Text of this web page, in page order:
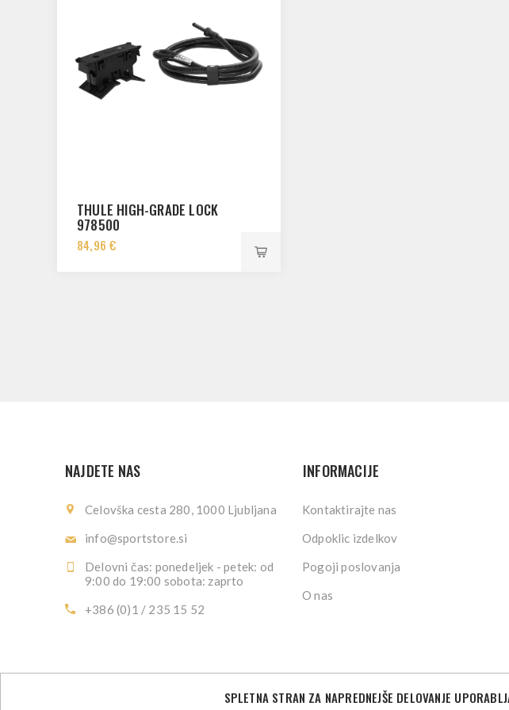
THULE HIGH-GRADE LOCK
978500
84,96 €
NAJDETE NAS
Celovška cesta 280, 1000 Ljubljana
info@sportstore.si
Delovni čas: ponedeljek - petek: od
9:00 do 19:00 sobota: zaprto
+386 (0)1 / 235 15 52
INFORMACIJE
Kontaktirajte nas
Odpoklic izdelkov
Pogoji poslovanja
O nas
©2026 Sport
SPLETNA STRAN ZA NAPREDNEJŠE DELOVANJE